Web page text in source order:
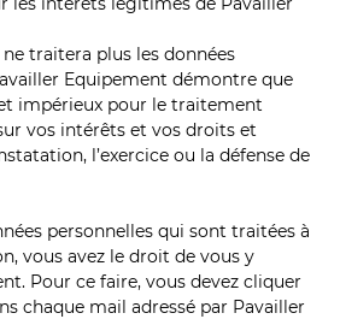
traitera plus les données
Equipement démontre que
impérieux pour le traitement
vos intérêts et vos droits et
l’exercice ou la défense de
personnelles qui sont traitées à
vous avez le droit de vous y
Pour ce faire, vous devez cliquer
chaque mail adressé par Pavailler